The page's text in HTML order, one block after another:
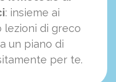
: insieme ai
lezioni di greco
un piano di
per te.